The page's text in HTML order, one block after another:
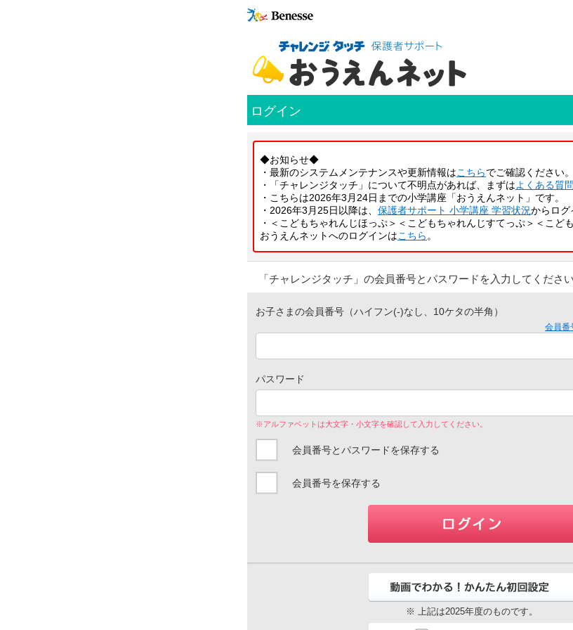
ログイン
◆お知らせ◆
・最新のシステムメンテナンスや更新情報はこちらでご確認ください。
・「チャレンジタッチ」について不明点があれば、まずはよくある質問
・こちらは2026年3月24日までの小学講座「おうえんネット」です。
・2026年3月25日以降は、 保護者サポート 小学講座 学習状況からログ
・＜こどもちゃれんじほっぷ＞＜こどもちゃれんじすてっぷ＞＜こど
おうえんネットへのログインはこちら 。
「チャレンジタッチ」の会員番号とパスワードを入力してください
お子さまの会員番号（ハイフン(-)なし、10ケタの半角）
会員番
パスワード
※アルファベットは大文字・小文字を確認して入力してください。
会員番号とパスワードを保存する
会員番号を保存する
※ 上記は2025年度のものです。